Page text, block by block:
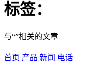
标签：
与“”相关的文章
首页 产品 新闻 电话